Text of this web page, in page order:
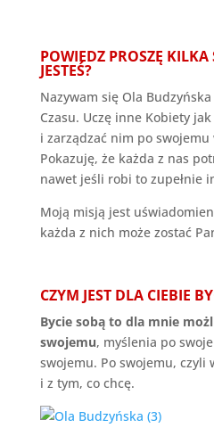
POWIEDZ PROSZĘ
JESTEŚ?
Nazywam się Ola
Czasu. Uczę inne Kobiety
i zarządzać nim po swojemu
Pokazuję, że każda z nas
nawet jeśli robi to zupełnie
Moją misją jest
każda z nich może zostać
CZYM JEST DLA CIEBIE
Bycie sobą to dla mnie
swojemu, myślenia po
swojemu. Po swojemu, czyli
i z tym, co chcę.